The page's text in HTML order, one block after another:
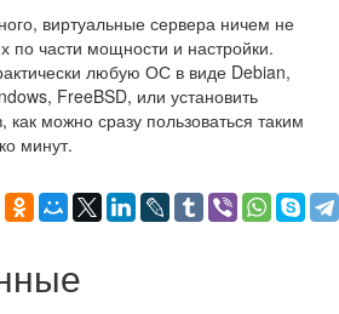
виртуальные сервера ничем не
по части мощности и настройки.
любую ОС в виде Debian,
FreeBSD, или установить
как можно сразу пользоваться таким
минут.